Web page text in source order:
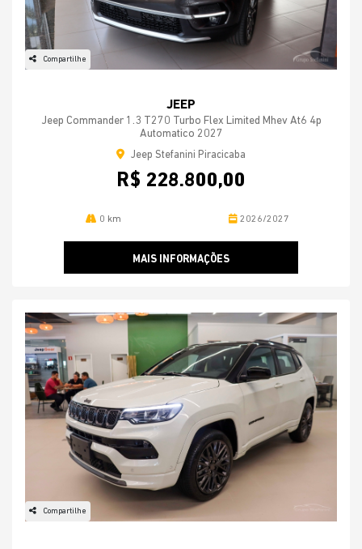
Compartilhe
JEEP
Jeep Commander 1.3 T270 Turbo Flex Limited Mhev At6 4p
Automatico 2027
Jeep Stefanini Piracicaba
R$ 228.800,00
0 km 2026/2027
MAIS INFORMAÇÕES
Compartilhe